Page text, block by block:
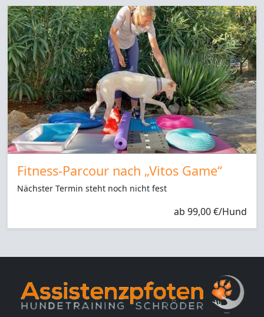
Fitness-Parcour nach „Vitos Game“
Nächster Termin steht noch nicht fest
ab 99,00 €/Hund